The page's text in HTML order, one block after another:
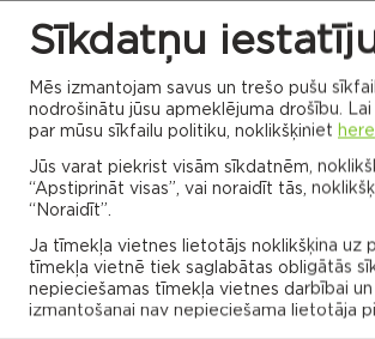
ALL EVENTS
Rēzekne municipality
Click the parish or association card
more
Sīkdatņu
Mēs izmantojam savus un trešo pušu
nodrošinātu jūsu apmeklējuma drošību.
par mūsu sīkfailu politiku, noklikšķiniet here
Jūs varat piekrist visām sīkdatnēm,
“Apstiprināt visas”, vai noraidīt tās,
“Noraidīt”.
Ja tīmekļa vietnes lietotājs noklikšķina uz
tīmekļa vietnē tiek saglabātas obligātās
nepieciešamas tīmekļa vietnes darbībai un
izmantošanai nav nepieciešama lietotāja